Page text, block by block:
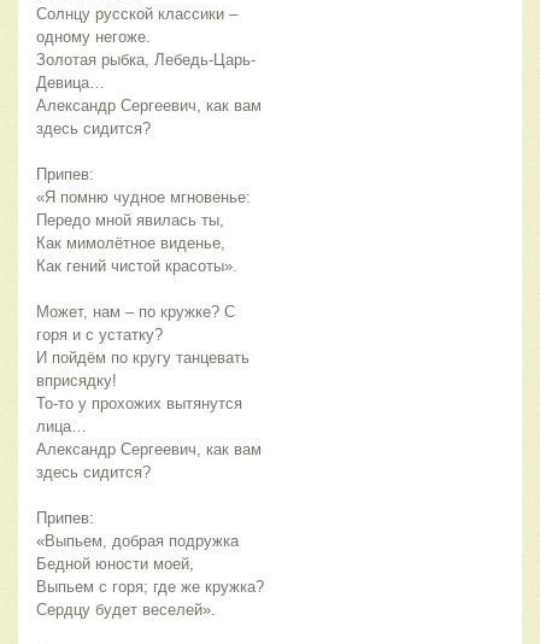
Солнцу русской классики –
одному негоже.
Золотая рыбка, Лебедь-Царь-
Девица…
Александр Сергеевич, как вам
здесь сидится?
Припев:
«Я помню чудное мгновенье:
Передо мной явилась ты,
Как мимолётное виденье,
Как гений чистой красоты».
Может, нам – по кружке? С
горя и с устатку?
И пойдём по кругу танцевать
вприсядку!
То-то у прохожих вытянутся
лица…
Александр Сергеевич, как вам
здесь сидится?
Припев:
«Выпьем, добрая подружка
Бедной юности моей,
Выпьем с горя; где же кружка?
Сердцу будет веселей».